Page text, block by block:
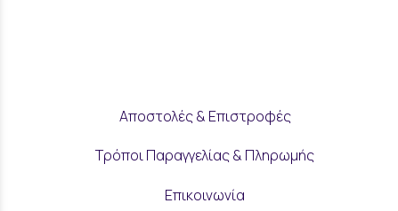
Αποστολές & Επιστροφές
Τρόποι Παραγγελίας & Πληρωμής
Επικοινωνία